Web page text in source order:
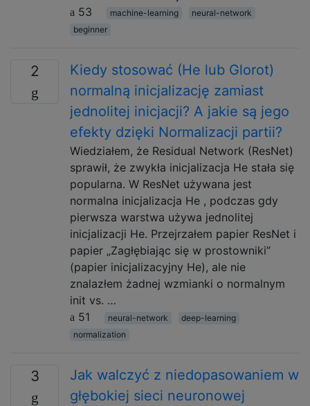
53
machine-learning
neural-network
beginner
2
Kiedy stosować (He lub Glorot)
normalną inicjalizację zamiast
jednolitej inicjacji? A jakie są jego
efekty dzięki Normalizacji partii?
Wiedziałem, że Residual Network (ResNet)
sprawił, że zwykła inicjalizacja He stała się
popularna. W ResNet używana jest
normalna inicjalizacja He , podczas gdy
pierwsza warstwa używa jednolitej
inicjalizacji He. Przejrzałem papier ResNet i
papier „Zagłębiając się w prostowniki”
(papier inicjalizacyjny He), ale nie
znalazłem żadnej wzmianki o normalnym
init vs. …
51
neural-network
deep-learning
normalization
3
Jak walczyć z niedopasowaniem w
głębokiej sieci neuronowej